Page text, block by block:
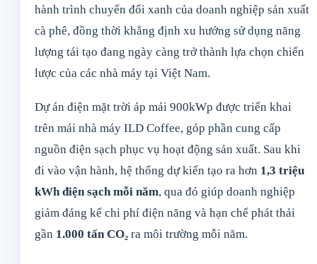
hành trình chuyển đổi xanh của doanh nghiệp sản xuất
cà phê, đồng thời khẳng định xu hướng sử dụng năng
lượng tái tạo đang ngày càng trở thành lựa chọn chiến
lược của các nhà máy tại Việt Nam.
Dự án điện mặt trời áp mái 900kWp được triển khai
trên mái nhà máy ILD Coffee, góp phần cung cấp
nguồn điện sạch phục vụ hoạt động sản xuất. Sau khi
đi vào vận hành, hệ thống dự kiến tạo ra hơn 1,3 triệu
kWh điện sạch mỗi năm, qua đó giúp doanh nghiệp
giảm đáng kể chi phí điện năng và hạn chế phát thải
gần 1.000 tấn CO₂ ra môi trường mỗi năm.